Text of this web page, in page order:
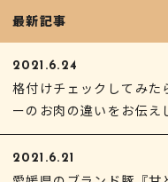
最新記事
2021.6.24
格付けチェックしてみ
ーのお肉の違いをお伝え
2021.6.21